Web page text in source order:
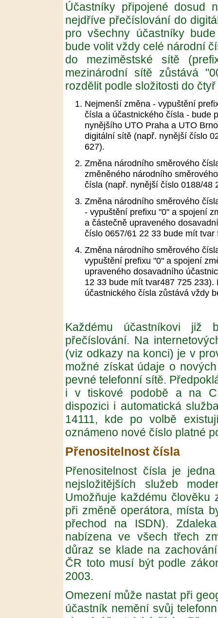
Účastníky připojené dosud
nejdříve přečíslování do
pro všechny účastníky
bude volit vždy celé národní
do meziměstské sítě
mezinárodní sítě zůstává
rozdělit podle složitosti do
Nejmenší změna - vypuštění
čísla a účastnického čísla - bude
nynějšího UTO Praha a UTO
digitální sítě (např. nynější číslo
627).
Změna národního směrového
změněného národního
čísla (např. nynější číslo 0188/48
Změna národního směrového
- vypuštění prefixu "0" a spojení
a částečně upraveného
číslo 0657/61 22 33 bude mít tvar
Změna národního směrového
vypuštění prefixu "0" a spojení
upraveného dosavadního
12 33 bude mít tvar487 725
účastnického čísla zůstává vždy
Každému účastníkovi již
přečíslování. Na
(viz odkazy na konci) je v
možné získat údaje o
pevné telefonní sítě.
i v tiskové podobě a na
dispozici i automatická
14111, kde po volbě
oznámeno nové číslo platné
Přenositelnost čísla
Přenositelnost čísla je
nejsložitějších služeb
Umožňuje každému člověku
při změně operátora, místa
přechod na ISDN).
nabízena ve všech třech
důraz se klade na
ČR toto musí být podle
2003.
Omezení může nastat při
účastník nemění svůj